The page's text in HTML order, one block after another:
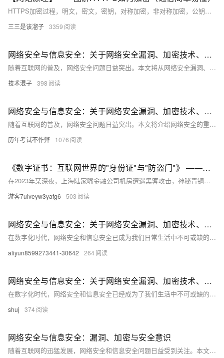
HTTPS加密过程，明文，密文，密钥，对称加密，非对称加密，公钥和私钥，证书加密
三三是该溜子 3359
网络安全与信息安全：关于网络安全漏洞、加密技术、安全意识等方面的知识分享
随着互联网的普及，网络安全问题日益突出。本文将从网络安全漏洞、加密技术和安全意识三个方面进行探讨，旨在提高读者对网络安全的认识和防范能力。通过分析常见的网络安全漏洞，介绍加密技术的基本原理和应用，以及强调安全意识的重要性，帮助读者更好地保护自己的网络信息安全。
技术混子 398
网络安全与信息安全：关于网络安全漏洞、加密技术、安全意识等方面的知识分享
随着互联网的普及，网络安全问题日益突出。本文将介绍网络安全的重要性，分析常见的网络安全漏洞及其危害，探讨加密技术在保障网络安全中的作用，并强调提高安全意识的必要性。通过本文的学习，读者将了解网络安全的基本概念和应对策略，提升个人和组织的网络安全防护能力。
历年考试不作弊 1076
《数字证书：互联网世界的"身份证"与"防盗门"》 ——揭秘网络安全背后的加密江湖
在2023年某深夜，上海陆家嘴金融公司机房遭遇黑客攻击，神秘青铜大门与九大掌门封印的玉牌突现，阻止了入侵。此门象征数字证书，保障网络安全。数字证书如验钞机识别假币，保护用户数据。它通过SSL/TLS加密、CA认证和非对称加密，构建安全通信。证书分为DV、OV、EV三类，分别适合不同场景。忽视证书安全可能导致巨额损失。阿里云提供一站式证书服务，助力企业部署SSL证书，迎接未来量子计算和物联网挑战。
游客7uiveyw3yafg6 503
网络安全与信息安全：关于网络安全漏洞、加密技术、安全意识等方面的知识分享
在数字化时代，网络安全和信息安全已成为我们日常生活中不可或缺的一部分。本文将深入探讨网络安全漏洞、加密技术和安全意识等方面的问题，并提供一些实用的建议和解决方案。我们将通过分析网络攻击的常见形式，揭示网络安全的脆弱性，并介绍如何利用加密技术来保护数据。此外，我们还将强调提高个人和企业的安全意识的重要性，以应对日益复杂的网络威胁。无论你是普通用户还是IT专业人士，这篇文章都将为你提供有价值的见解和指导。
aliyun8599273441-30642 264
网络安全与信息安全：关于网络安全漏洞、加密技术、安全意识等方面的知识分享
在数字化时代，网络安全和信息安全已经成为了我们生活中不可或缺的一部分。本文将介绍网络安全的基本概念，包括网络安全漏洞、加密技术以及如何提高个人和组织的安全意识。我们将通过一些实际案例来说明这些概念的重要性，并提供一些实用的建议来保护你的信息和数据。无论你是网络管理员还是普通用户，都可以从中获得有用的信息和技能。
shuj 374
网络安全与信息安全：漏洞、加密与安全意识
随着互联网的迅猛发展，网络安全和信息安全问题日益受到关注。本文深入探讨了网络安全漏洞、加密技术以及提高个人和组织的安全意识的重要性。通过分析常见的网络攻击手段如缓冲区溢出、SQL注入等，揭示了计算机系统中存在的缺陷及其潜在威胁。同时，详细介绍了对称加密和非对称加密算法的原理及应用场景，强调了数字签名和数字证书在验证信息完整性中的关键作用。此外，还讨论了培养良好上网习惯、定期备份数据等提升安全意识的方法，旨在帮助读者更好地理解和应对复杂的网络安全挑战。